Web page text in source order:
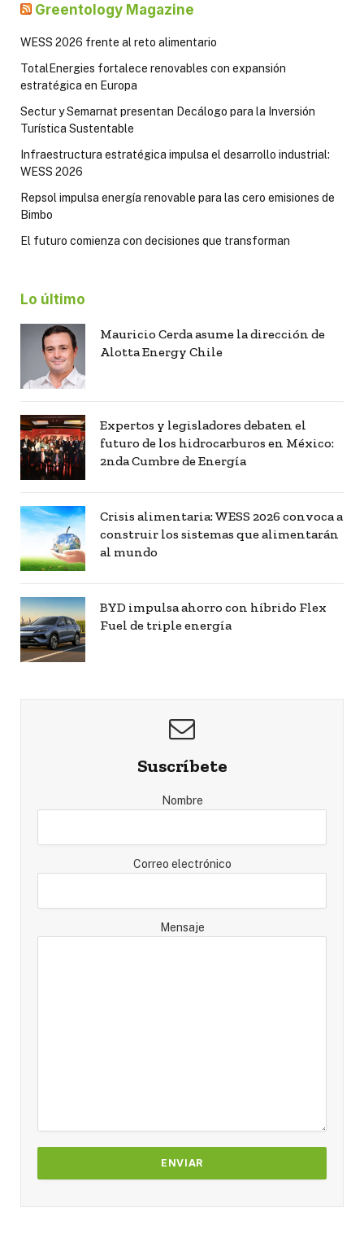
Greentology Magazine
WESS 2026 frente al reto alimentario
TotalEnergies fortalece renovables con expansión
estratégica en Europa
Sectur y Semarnat presentan Decálogo para la Inversión
Turística Sustentable
Infraestructura estratégica impulsa el desarrollo industrial:
WESS 2026
Repsol impulsa energía renovable para las cero emisiones de
Bimbo
El futuro comienza con decisiones que transforman
Lo último
Mauricio Cerda asume la dirección de
Alotta Energy Chile
Expertos y legisladores debaten el
futuro de los hidrocarburos en México:
2nda Cumbre de Energía
Crisis alimentaria: WESS 2026 convoca a
construir los sistemas que alimentarán
al mundo
BYD impulsa ahorro con híbrido Flex
Fuel de triple energía
Suscríbete
Nombre
Correo electrónico
Mensaje